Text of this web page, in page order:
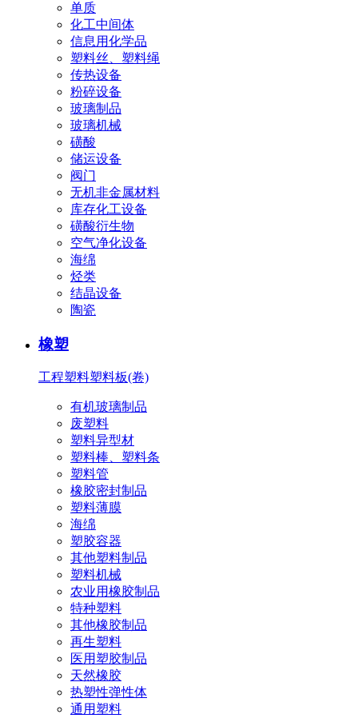
单质
化工中间体
信息用化学品
塑料丝、塑料绳
传热设备
粉碎设备
玻璃制品
玻璃机械
磺酸
储运设备
阀门
无机非金属材料
库存化工设备
磺酸衍生物
空气净化设备
海绵
烃类
结晶设备
陶瓷
橡塑
工程塑料塑料板(卷)
有机玻璃制品
废塑料
塑料异型材
塑料棒、塑料条
塑料管
橡胶密封制品
塑料薄膜
海绵
塑胶容器
其他塑料制品
塑料机械
农业用橡胶制品
特种塑料
其他橡胶制品
再生塑料
医用塑胶制品
天然橡胶
热塑性弹性体
通用塑料